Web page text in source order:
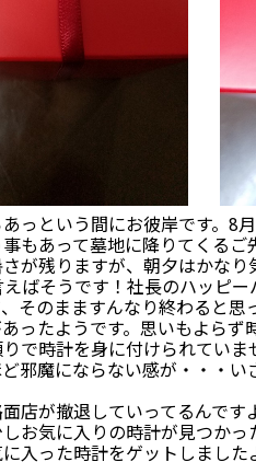
っという間にお彼岸です。8月
もあって墓地に降りてくる
が残りますが、朝夕はかなり
えばそうです！社長のハッピ
そのまますんなり終わると
ったようです。思いもよらず
で時計を身に付けられてい
邪魔にならない感が・・・
店が撤退していってるんで
お気に入りの時計が見つか
入った時計をゲットしまし